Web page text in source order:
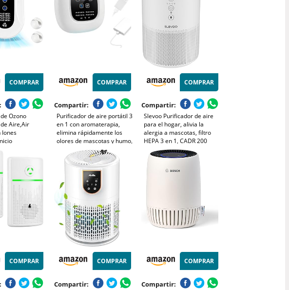
COMPRAR
Ozono
Aire,Air
Iones
de Ozono Para
Nueva,con
de
COMPRAR
Compartir:
Purificador de aire portátil 3
en 1 con aromaterapia,
elimina rápidamente los
olores de mascotas y humo,
devuelve el aire fresco a los
espacios pequeños y es
compatible con enchufe o
batería externa
COMPRAR
Compartir:
Slevoo Purificador de aire
para el hogar, alivia la
alergia a mascotas, filtro
HEPA 3 en 1, CADR 200
m³/h, modo de suspensión,
elimina pelo de mascotas,
humo y olores, ahorro de
energía (Blanco)
COMPRAR COMPRAR
Compartir:
COMPRAR
Compartir: